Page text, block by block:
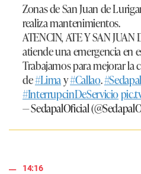
Zonas de San Juan de
realiza mantenimientos.
ATENCIN, ATE Y SAN
atiende una emergencia en
Trabajamos para mejorar la
de#Limay#Callao.#Sedapal
#InterrupcinDeServicio
— SedapalOficial
14:16